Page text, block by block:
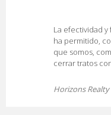
La efectividad
ha permitido,
que somos,
cerrar tratos
Horizons Realty